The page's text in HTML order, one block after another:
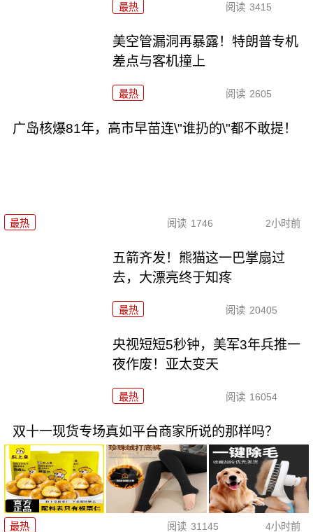
最热 阅读 3415
美空管漏洞再暴露！特朗普专机
差点与客机撞上
最热 阅读 2605
广岛核爆81年，高市早苗连\"谁扔的\"都不敢提！
最热 阅读 1746 2小时前
五箭齐发！熊猫这一巴掌扇过
去，大漂亮终于知疼
最热 阅读 20405
央视短短5秒钟，美军3年兵推一
夜作废！亚太变天
最热 阅读 16054
双十一现货专场真如平台商家所说的那样吗？
最热 阅读 31145 4小时前